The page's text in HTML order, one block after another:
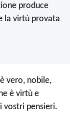
produce
la virtù provata
vero, nobile,
è virtù e
vostri pensieri.